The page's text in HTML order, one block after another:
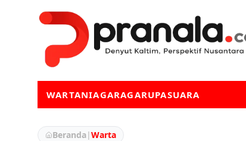
WARTANIAGARAGARUPASUARA
Beranda|Warta